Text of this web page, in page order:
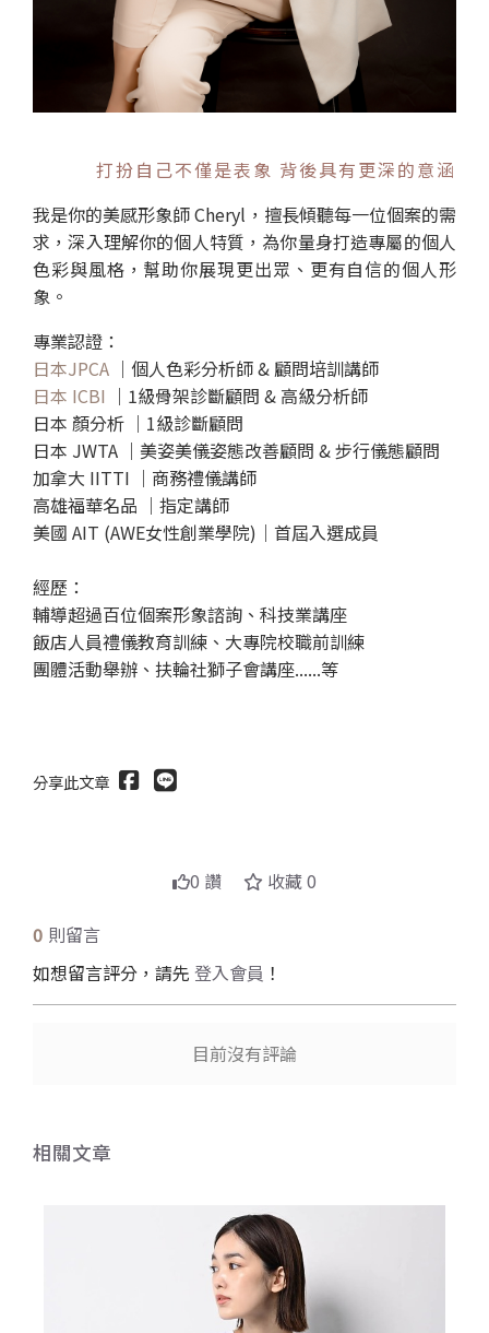
打扮自己不僅是表象 背後具有更深的意涵
我是你的美感形象師 Cheryl，擅長傾聽每一位個案的需
求，深入理解你的個人特質，為你量身打造專屬的個人
色彩與風格，幫助你展現更出眾、更有自信的個人形
象。
專業認證：
日本JPCA ｜個人色彩分析師 & 顧問培訓講師
日本 ICBI ｜1級骨架診斷顧問 & 高級分析師
日本 顏分析 ｜1級診斷顧問
日本 JWTA ｜美姿美儀姿態改善顧問 & 步行儀態顧問
加拿大 IITTI ｜商務禮儀講師
高雄福華名品 ｜指定講師
美國 AIT (AWE女性創業學院)｜首屆入選成員
經歷：
輔導超過百位個案形象諮詢、科技業講座
飯店人員禮儀教育訓練、大專院校職前訓練
團體活動舉辦、扶輪社獅子會講座......等
分享此文章
0 讚 收藏 0
0 則留言
如想留言評分，請先 登入會員 ！
目前沒有評論
相關文章